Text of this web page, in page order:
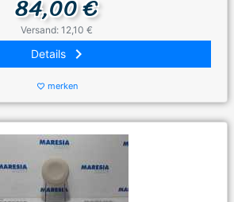
Versand: 12,10 €
Details keyboard_arrow_right
favorite_border merken